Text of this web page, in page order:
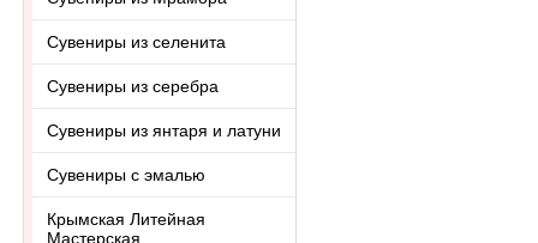
Сувениры из селенита
Сувениры из серебра
Сувениры из янтаря и латуни
Сувениры с эмалью
Крымская Литейная
Мастерская